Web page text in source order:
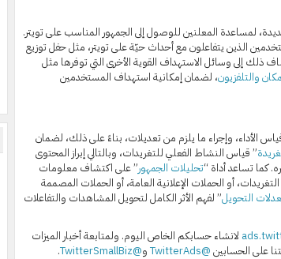
لمساعدة المعلنين للوصول إلى الجمهور المناسب على تويتر.
الذين يتفاعلون مع أحداث حيّة على تويتر، مثل حفل توزيع
ذلك إلى وسائل الاستهداف القوية الأخرى التي توفرها مثل
والتلفزيون، لضمان إمكانية استهداف المستخدمين
الأداء، وإجراء ما يلزم من تعديلات، بناءً على ذلك، لضمان
” قياس النشاط الفعلي للتغريدات، وبالتالي إبراز المحتوى
كما تساعد أداة “تحليلات الجمهور” على اكتشاف معلومات
أو الحملات الإعلانية العامة، أو الحملات المصممة
التحويل” لفهم الأثر الكامل لتحويل المشاهدات والتفاعلات
لانشاء حسابكم الخاص اليوم. ولمتابعة أخبار الميزات
على الحسابين @TwitterAds و@TwitterSmallBiz
.